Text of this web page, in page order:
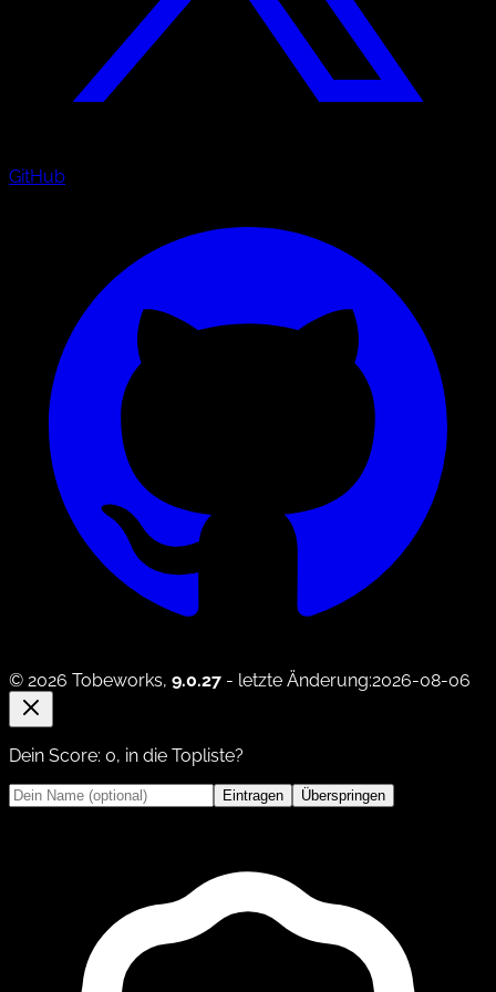
GitHub
© 2026 Tobeworks, 9.0.27 - letzte Änderung:2026-08-06
Dein Score: 0, in die Topliste?
Eintragen Überspringen